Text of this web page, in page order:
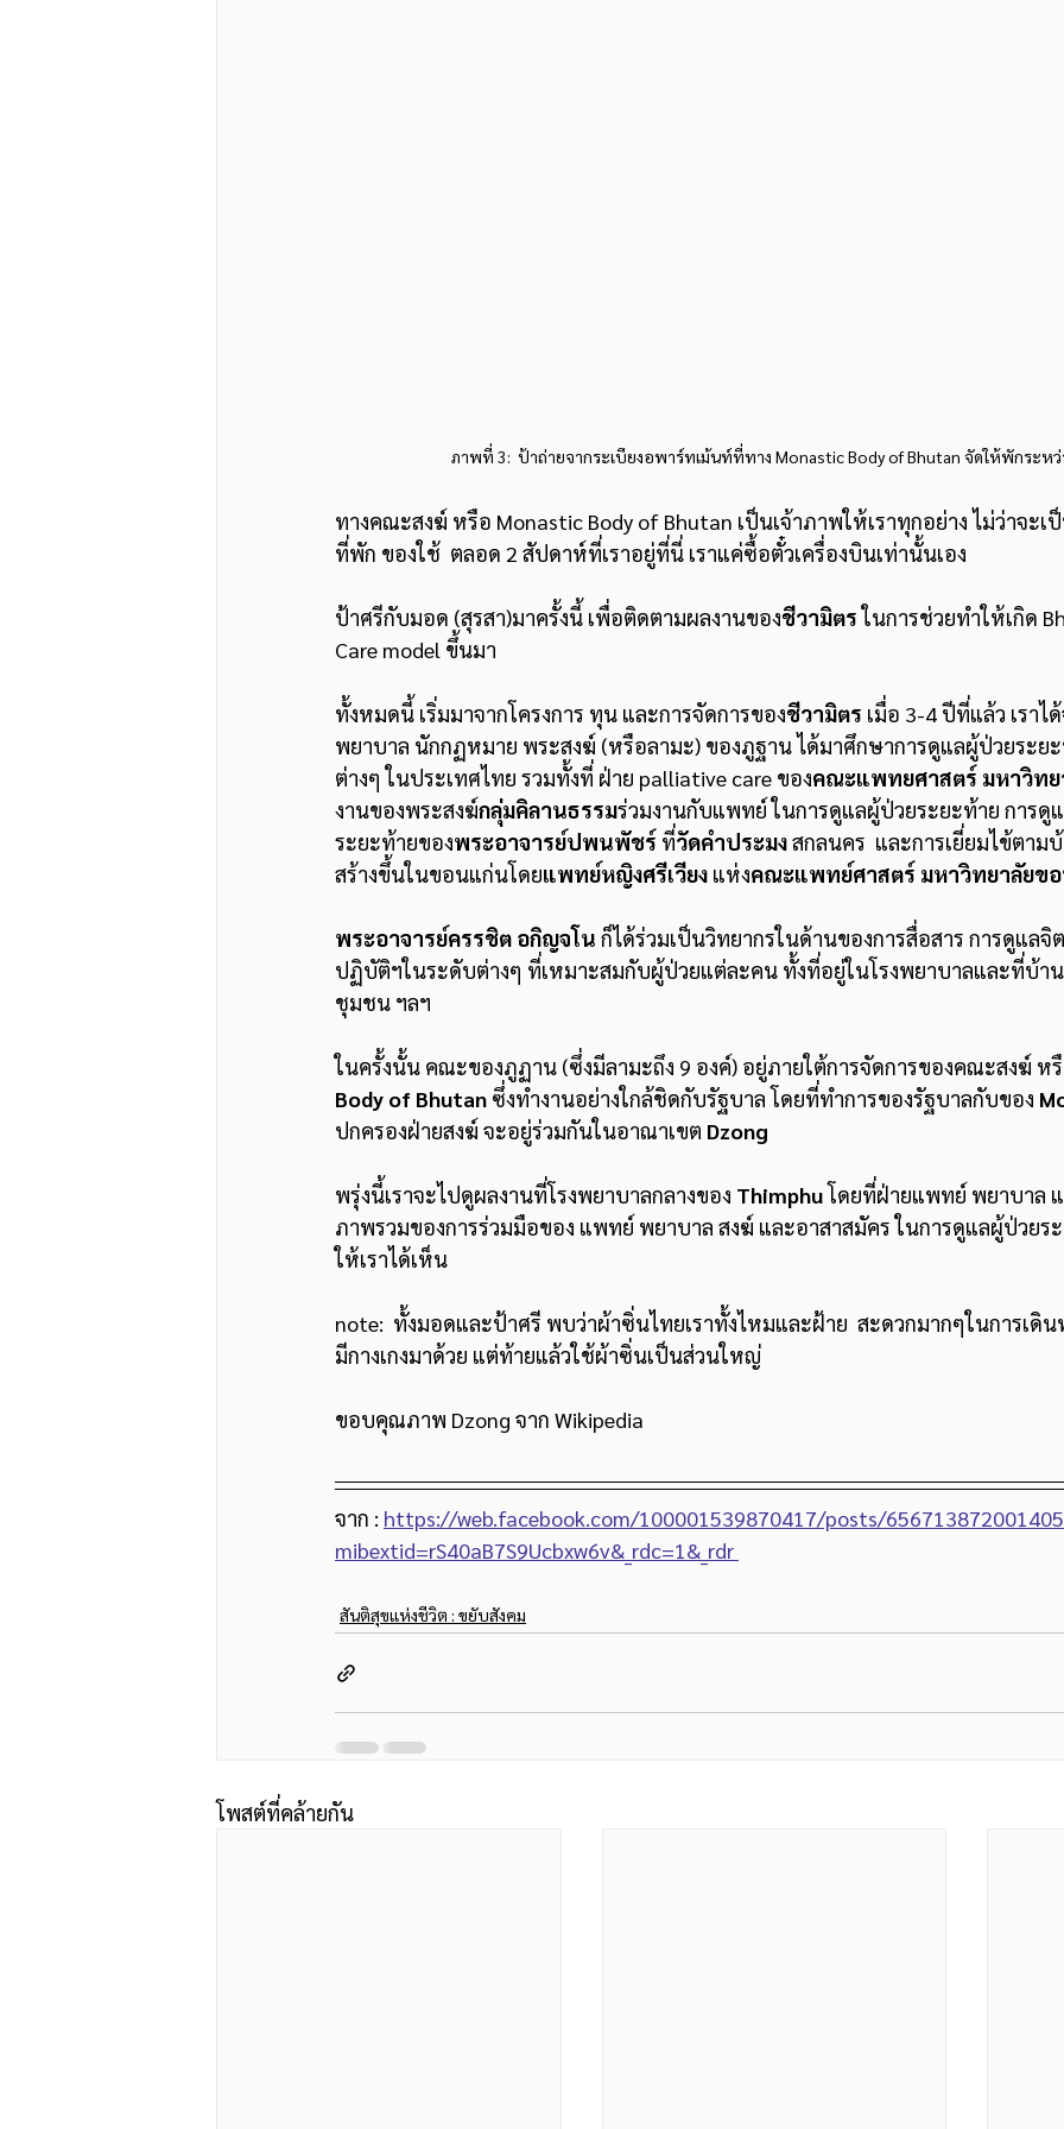
ภาพที่ 3:  ป้าถ่ายจากระเบียงอพาร์ทเม้นท์ที่ทาง Monastic Body of Bhutan จัดให้พักระห
ทางคณะสงฆ์ หรือ Monastic Body of Bhutan เป็นเจ้าภาพให้เราทุกอย่าง ไม่ว่าจะเ
ที่พัก ของใช้  ตลอด 2 สัปดาห์ที่เราอยู่ที่นี่ เราแค่ซื้อตั๋วเครื่องบินเท่านั้นเอง
ป้าศรีกับมอด (สุรสา)มาครั้งนี้ เพื่อติดตามผลงานของชีวามิตร ในการช่วยทำให้เกิด
Care model ขึ้นมา
ทั้งหมดนี้ เริ่มมาจากโครงการ ทุน และการจัดการของชีวามิตร เมื่อ 3-4 ปีที่แล้ว เรา
พยาบาล นักกฏหมาย พระสงฆ์ (หรือลามะ) ของภูฐาน ได้มาศึกษาการดูแลผู้ป่วยระย
ต่างๆ ในประเทศไทย รวมทั้งที่ ฝ่าย palliative care ของคณะแพทยศาสตร์ มหาวิท
งานของพระสงฆ์กลุ่มคิลานธรรมร่วมงานกับแพทย์ ในการดูแลผู้ป่วยระยะท้าย การดู
ระยะท้ายของพระอาจารย์ปพนพัชร์ ที่วัดคำประมง สกลนคร  และการเยี่ยมไข้ตาม
สร้างขึ้นในขอนแก่นโดยแพทย์หญิงศรีเวียง แห่งคณะแพทย์ศาสตร์ มหาวิทยาลัยข
พระอาจารย์ครรชิต อกิญจโน ก็ได้ร่วมเป็นวิทยากรในด้านของการสื่อสาร การดูแลจิ
ปฏิบัติฯในระดับต่างๆ ที่เหมาะสมกับผู้ป่วยแต่ละคน ทั้งที่อยู่ในโรงพยาบาลและที่บ้า
ชุมชน ฯลฯ
ในครั้งนั้น คณะของภูฏาน (ซึ่งมีลามะถึง 9 องค์) อยู่ภายใต้การจัดการของคณะสงฆ์ ห
Body of Bhutan ซึ่งทำงานอย่างใกล้ชิดกับรัฐบาล โดยที่ทำการของรัฐบาลกับของ
ปกครองฝ่ายสงฆ์ จะอยู่ร่วมกันในอาณาเขต Dzong
พรุ่งนี้เราจะไปดูผลงานที่โรงพยาบาลกลางของ Thimphu โดยที่ฝ่ายแพทย์ พยาบาล
ภาพรวมของการร่วมมือของ แพทย์ พยาบาล สงฆ์ และอาสาสมัคร ในการดูแลผู้ป่วย
ให้เราได้เห็น
note:  ทั้งมอดและป้าศรี พบว่าผ้าซิ่นไทยเราทั้งไหมและฝ้าย  สะดวกมากๆในการเดิน
มีกางเกงมาด้วย แต่ท้ายแล้วใช้ผ้าซิ่นเป็นส่วนใหญ่
ขอบคุณภาพ Dzong จาก Wikipedia
จาก : https://web.facebook.com/100001539870417/posts/
mibextid=rS40aB7S9Ucbxw6v&_rdc=1&_rdr
สันติสุขแห่งชีวิต : ขยับสังคม
โพสต์ที่คล้ายกัน